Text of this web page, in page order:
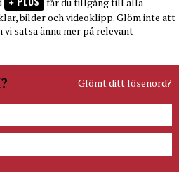
bilder och videoklipp. Glöm inte att
satsa ännu mer på relevant
Glömt ditt lösenord?